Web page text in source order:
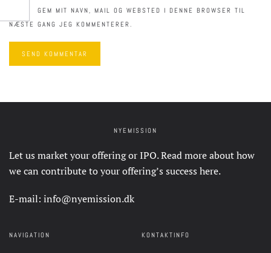
GEM MIT NAVN, MAIL OG WEBSTED I DENNE BROWSER TIL
NÆSTE GANG JEG KOMMENTERER.
SEND KOMMENTAR
NYEMISSION
Let us market your offering or IPO. Read more about how
we can contribute to your offering’s success here.
E-mail: info@nyemission.dk
NAVIGATION KONTAKTINFO